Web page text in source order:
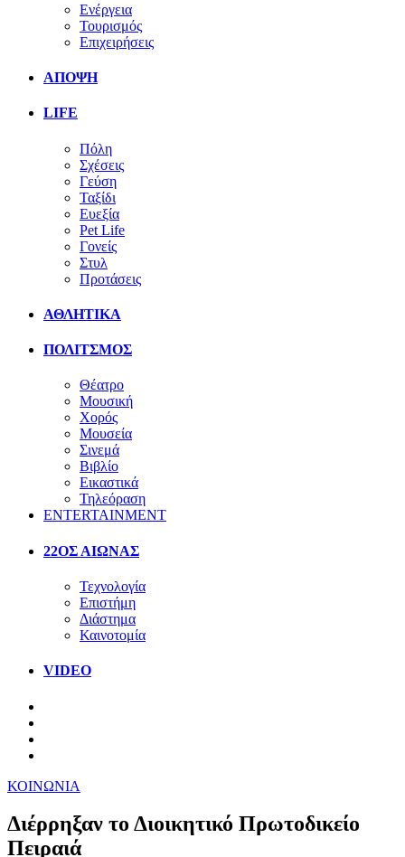
Ενέργεια
Τουρισμός
Επιχειρήσεις
ΑΠΟΨΗ
LIFE
Πόλη
Σχέσεις
Γεύση
Ταξίδι
Ευεξία
Pet Life
Γονείς
Στυλ
Προτάσεις
ΑΘΛΗΤΙΚΑ
ΠΟΛΙΤΣΜΟΣ
Θέατρο
Μουσική
Χορός
Μουσεία
Σινεμά
Βιβλίο
Εικαστικά
Τηλεόραση
ENTERTAINMENT
22ΟΣ ΑΙΩΝΑΣ
Τεχνολογία
Επιστήμη
Διάστημα
Καινοτομία
VIDEO
ΚΟΙΝΩΝΙΑ
Διέρρηξαν το Διοικητικό Πρωτοδικείο
Πειραιά